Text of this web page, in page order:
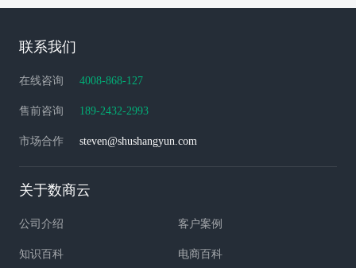
联系我们
在线咨询 4008-868-127
售前咨询 189-2432-2993
市场合作 steven@shushangyun.com
关于数商云
公司介绍 客户案例
知识百科 电商百科